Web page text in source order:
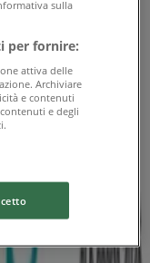
sulla
per fornire:
attiva delle
Archiviare
e contenuti
e degli